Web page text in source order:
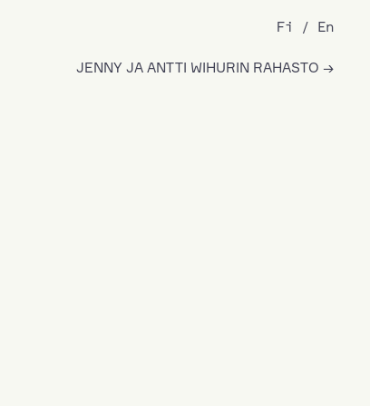
JENNY JA ANTTI WIHURIN RAHASTO
Fi En